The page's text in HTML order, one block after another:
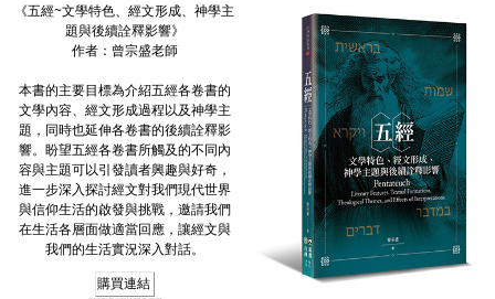
《五經~文學特色、經文形成、神學主
題與後續詮釋影響》
作者：曾宗盛老師
本書的主要目標為介紹五經各卷書的
文學內容、經文形成過程以及神學主
題，同時也延伸各卷書的後續詮釋影
響。盼望五經各卷書所觸及的不同內
容與主題可以引發讀者興趣與好奇，
進一步深入探討經文對我們現代世界
與信仰生活的啟發與挑戰，邀請我們
在生活各層面做適當回應，讓經文與
我們的生活實況深入對話。
購買連結